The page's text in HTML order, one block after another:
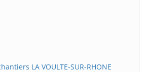
LA VOULTE-SUR-RHONE